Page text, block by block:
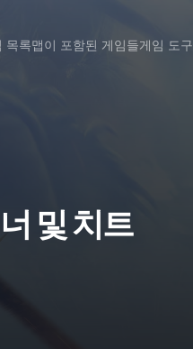
목록맵이 포함된 게임들게임 도구
및 치트